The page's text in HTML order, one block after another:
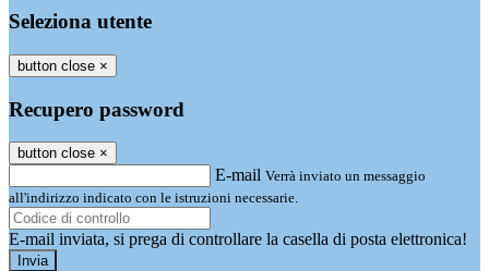
Seleziona utente
button close ×
Recupero password
button close ×
E-mail Verrà inviato un messaggio
all'indirizzo indicato con le istruzioni necessarie.
E-mail inviata, si prega di controllare la casella di posta elettronica!